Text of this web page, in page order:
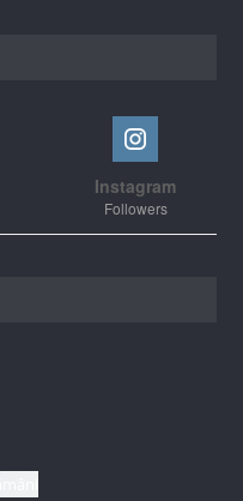
Instagram
Followers